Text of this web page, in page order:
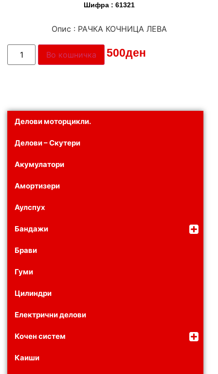
Делови моторцикли.
Делови – Скутери
Акумулатори
Амортизери
Аулспух
Бандажи
Брави
Гуми
Цилиндри
Електрични делови
Кочен систем
Каиши
Шифра : 61321
Опис : РАЧКА КОЧНИЦА ЛЕВА
Цена: 500ден
Во кошничка